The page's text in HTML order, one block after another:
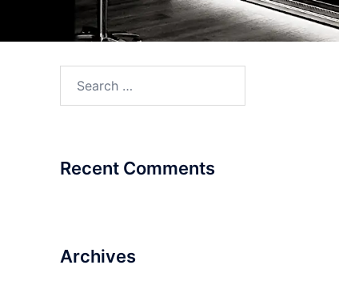
Recent Comments
Archives